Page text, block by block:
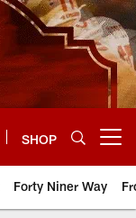
SHOP
Forty Niner Way